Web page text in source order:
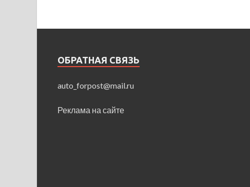
ОБРАТНАЯ СВЯЗЬ
auto_forpost@mail.ru
Реклама на сайте